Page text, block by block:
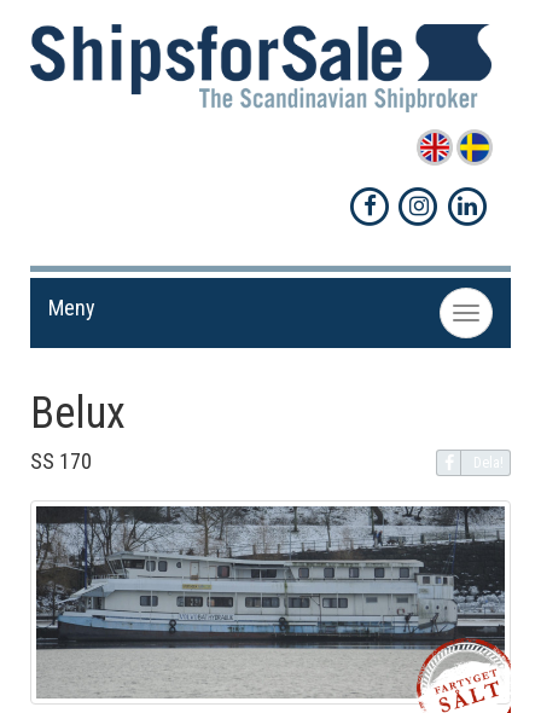
Toggle
navigation
Meny
Belux
SS 170 Dela!